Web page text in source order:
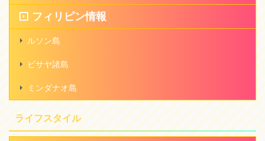
フィリピン情報
ルソン島
ビサヤ諸島
ミンダナオ島
ライフスタイル